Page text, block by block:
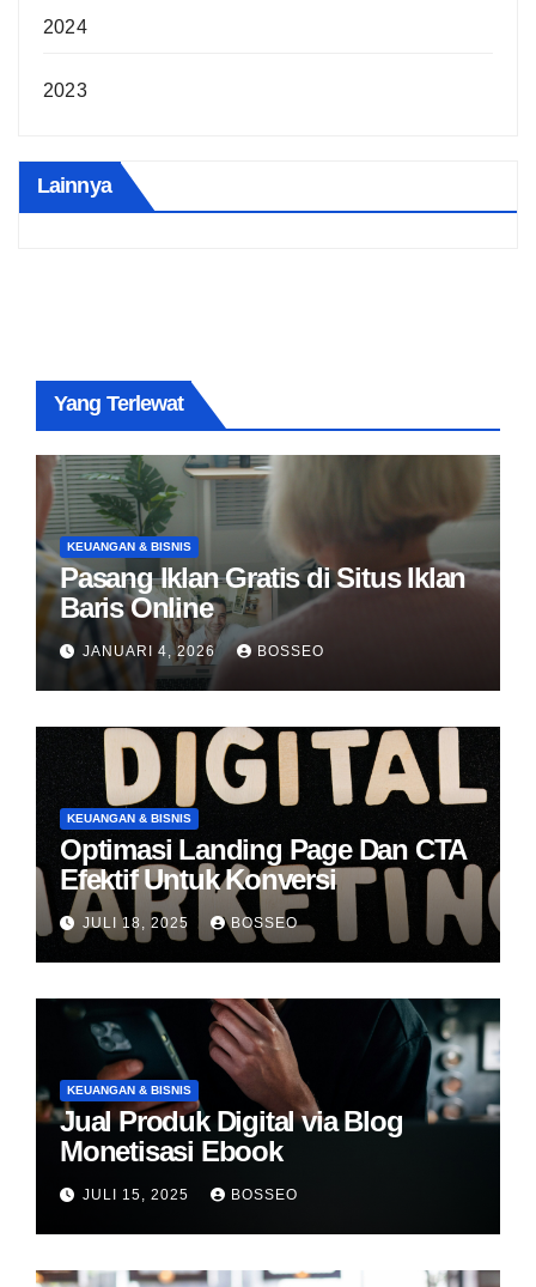
2024
2023
Lainnya
Yang Terlewat
KEUANGAN & BISNIS
Pasang Iklan Gratis di Situs Iklan
Baris Online
JANUARI 4, 2026 BOSSEO
KEUANGAN & BISNIS
Optimasi Landing Page Dan CTA
Efektif Untuk Konversi
JULI 18, 2025 BOSSEO
KEUANGAN & BISNIS
Jual Produk Digital via Blog
Monetisasi Ebook
JULI 15, 2025 BOSSEO